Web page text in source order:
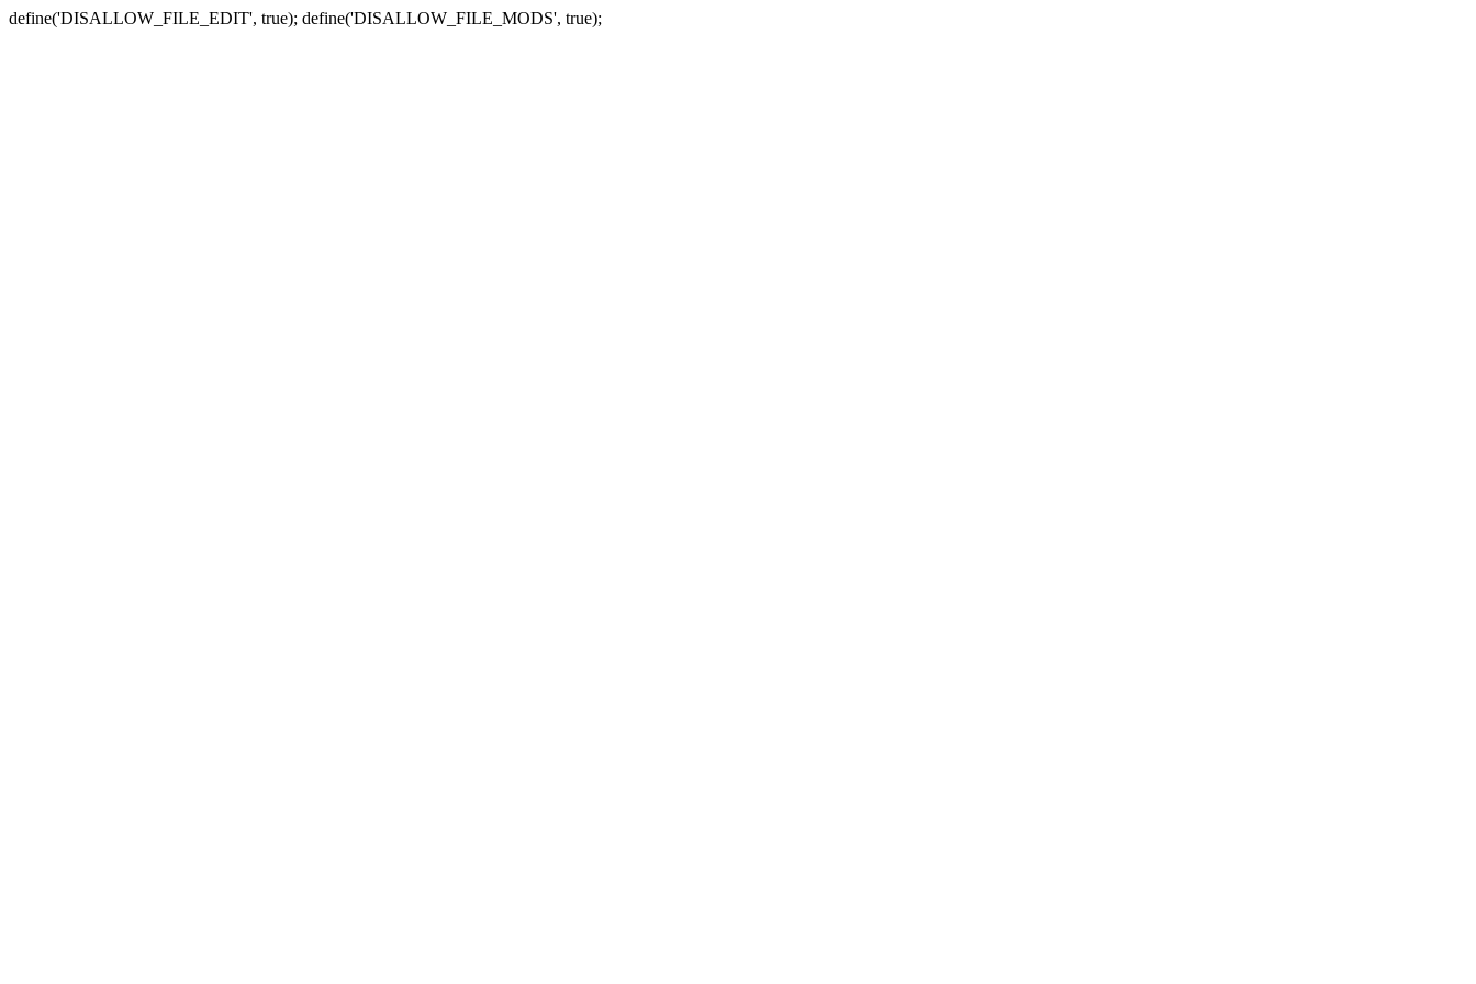
define('DISALLOW_FILE_EDIT', true); define('DISALLOW_FILE_MODS', true);